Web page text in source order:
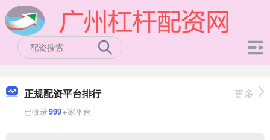
正规配资平台排行
已收录999+家平台
更多